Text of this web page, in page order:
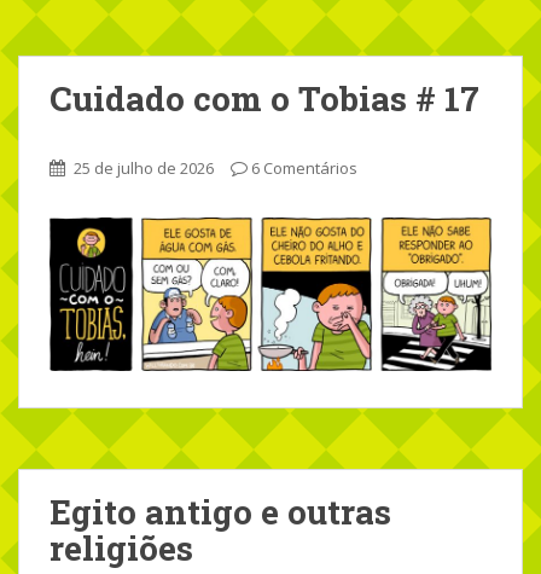
Cuidado com o Tobias # 17
25 de julho de 2026 6 Comentários
Egito antigo e outras
religiões